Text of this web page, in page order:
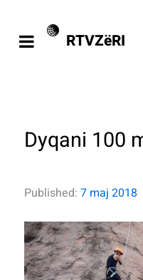
RTVZëRI
Dyqani 100
Published: 7 maj 2018